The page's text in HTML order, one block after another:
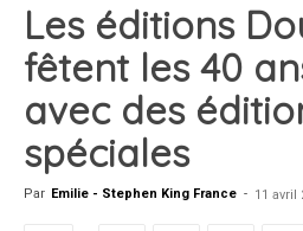
Les éditions
fêtent les 40
avec des
spéciales
Par Emilie - Stephen King France - 11 avril